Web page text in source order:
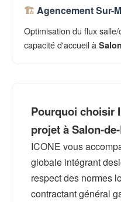
Agencement Sur-
Optimisation du flux
capacité d'accueil à
Pourquoi choisir
projet à Salon-
ICONE vous
globale intégrant
respect des normes
contractant général